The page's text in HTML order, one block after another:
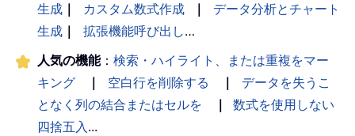
生成 ｜ カスタム数式作成 ｜
データ分析とチャート
生成 ｜ 拡張機能呼び出し…
人気の機能： 検索・ハイライト、または重複をマー
キング
｜ 空白行を削除する ｜
データを失うこ
となく列の結合またはセルを
｜
数式を使用しない
四捨五入...